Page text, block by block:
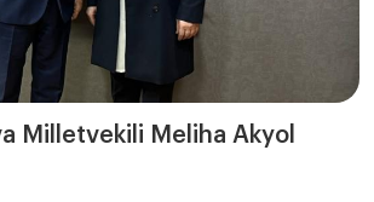
Milletvekili Meliha Akyol